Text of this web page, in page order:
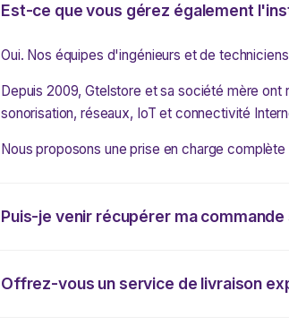
Est-ce que vous gérez également
Oui. Nos équipes d'ingénieurs et de
Depuis 2009, Gtelstore et sa société mère
sonorisation, réseaux, IoT et connectivité
Nous proposons une prise en charge
Puis-je venir récupérer ma commande
Offrez-vous un service de livraison